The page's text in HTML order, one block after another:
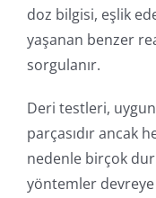
doz bilgisi, eşlik
yaşanan benzer
sorgulanır.
Deri testleri,
parçasıdır ancak
nedenle birçok
yöntemler